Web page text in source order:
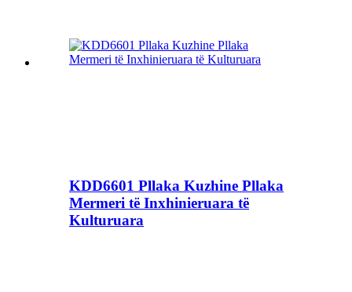
KDD6601 Pllaka Kuzhine Pllaka
Mermeri të Inxhinieruara të
Kulturuara